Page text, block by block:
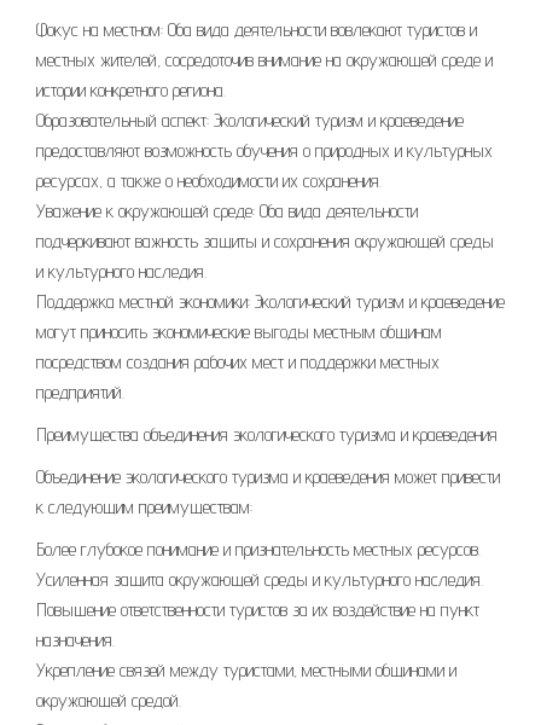
Фокус на местном: Оба вида деятельности вовлекают туристов и
местных жителей, сосредоточив внимание на окружающей среде и
истории конкретного региона.
Образовательный аспект: Экологический туризм и краеведение
предоставляют возможность обучения о природных и культурных
ресурсах, а также о необходимости их сохранения.
Уважение к окружающей среде: Оба вида деятельности
подчеркивают важность защиты и сохранения окружающей среды
и культурного наследия.
Поддержка местной экономики: Экологический туризм и краеведение
могут приносить экономические выгоды местным общинам
посредством создания рабочих мест и поддержки местных
предприятий.
Преимущества объединения экологического туризма и краеведения
Объединение экологического туризма и краеведения может привести
к следующим преимуществам:
Более глубокое понимание и признательность местных ресурсов.
Усиленная защита окружающей среды и культурного наследия.
Повышение ответственности туристов за их воздействие на пункт
назначения.
Укрепление связей между туристами, местными общинами и
окружающей средой.